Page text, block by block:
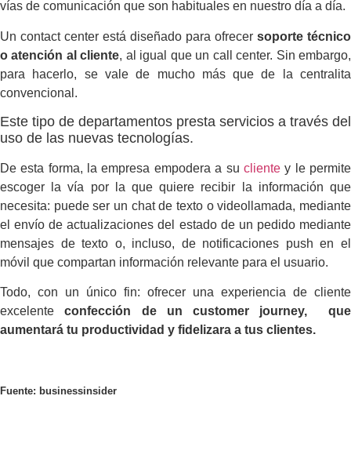
vías de comunicación que son habituales en nuestro día a día.
Un contact center está diseñado para ofrecer soporte técnico
o atención al cliente, al igual que un call center. Sin embargo,
para hacerlo, se vale de mucho más que de la centralita
convencional.
Este tipo de departamentos presta servicios a través del
uso de las nuevas tecnologías.
De esta forma, la empresa empodera a su clientey le permite
escoger la vía por la que quiere recibir la información que
necesita: puede ser un chat de texto o videollamada, mediante
el envío de actualizaciones del estado de un pedido mediante
mensajes de texto o, incluso, de notificaciones push en el
móvil que compartan información relevante para el usuario.
Todo, con un único fin: ofrecer una experiencia de cliente
excelenteconfección de un customer journey, que
aumentará tu productividad y fidelizara a tus clientes.
Fuente: businessinsider